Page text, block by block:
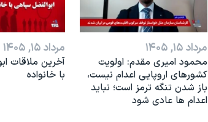
مرداد ۱۵, ۱۴۰۵
محمود امیری مقدم: اولویت
کشورهای اروپایی اعدام نیست،
باز شدن تنگه ترمز است؛ نباید
اعدام ها عادی شود
مرداد ۱۵, ۱۴۰۵
آخرین ملاقات
با خانواده